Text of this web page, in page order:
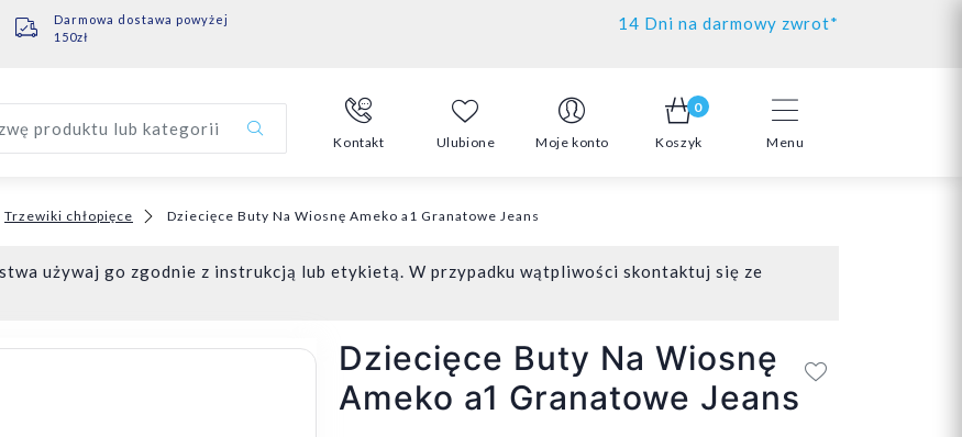
Darmowa dostawa powyżej
150zł
14 Dni na darmowy zwrot*
Menu
produktu lub kategorii
Kontakt Ulubione Moje konto
0
Koszyk
Trzewiki chłopięce Dziecięce Buty Na Wiosnę Ameko a1 Granatowe Jeans
używaj go zgodnie z instrukcją lub etykietą. W przypadku wątpliwości skontaktuj się ze
Dziecięce Buty Na Wiosnę
Ameko a1 Granatowe Jeans